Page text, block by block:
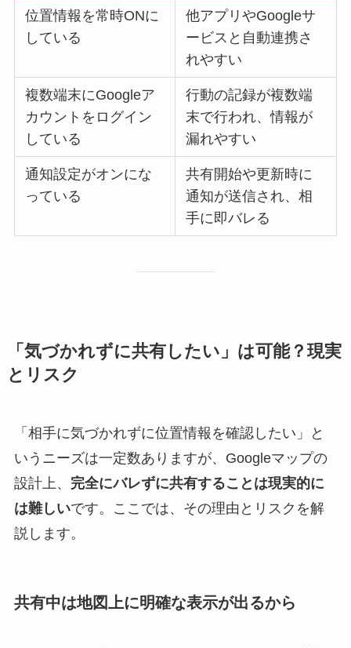
位置情報を常時ONに
している
他アプリやGoogleサ
ービスと自動連携さ
れやすい
複数端末にGoogleア
カウントをログイン
している
行動の記録が複数端
末で行われ、情報が
漏れやすい
通知設定がオンにな
っている
共有開始や更新時に
通知が送信され、相
手に即バレる
「気づかれずに共有したい」は可能？現実
とリスク
「相手に気づかれずに位置情報を確認したい」と
いうニーズは一定数ありますが、Googleマップの
設計上、 完全にバレずに共有することは現実的に
は難しいです。ここでは、その理由とリスクを解
説します。
共有中は地図上に明確な表示が出るから